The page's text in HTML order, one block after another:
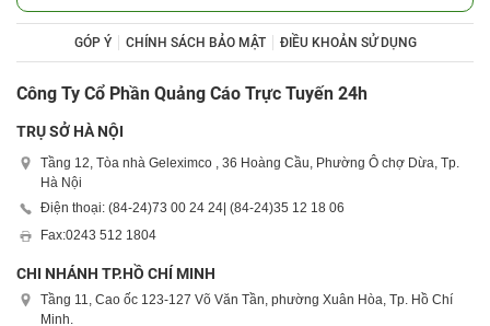
GÓP Ý CHÍNH SÁCH BẢO MẬT ĐIỀU KHOẢN SỬ DỤNG
Công Ty Cổ Phần Quảng Cáo Trực Tuyến 24h
TRỤ SỞ HÀ NỘI
Tầng 12, Tòa nhà Geleximco , 36 Hoàng Cầu, Phường Ô chợ Dừa, Tp.
Hà Nội
Điện thoại: (84-24)73 00 24 24| (84-24)35 12 18 06
Fax:0243 512 1804
CHI NHÁNH TP.HỒ CHÍ MINH
Tầng 11, Cao ốc 123-127 Võ Văn Tần, phường Xuân Hòa, Tp. Hồ Chí
Minh.